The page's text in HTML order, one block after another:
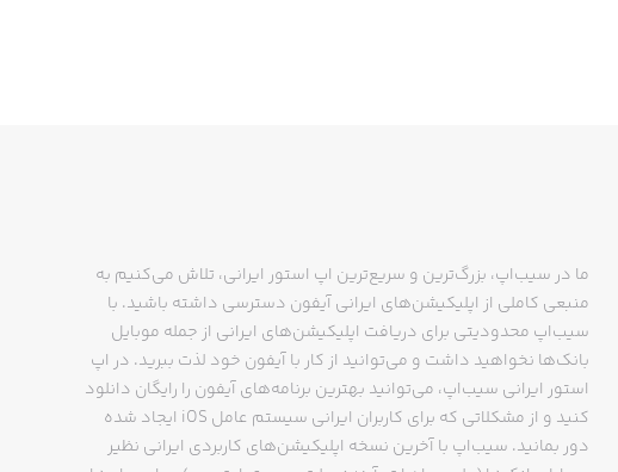
ما در سیب‌اپ، بزرگ‌ترین و سریع‌ترین اپ استور ایرانی، تلاش می‌کنیم به
منبعی کاملی از اپلیکیشن‌های ایرانی آیفون دسترسی داشته باشید. با
سیب‌اپ محدودیتی برای دریافت اپلیکیشن‌های ایرانی از جمله موبایل
بانک‌ها نخواهید داشت و می‌توانید از کار با آیفون خود لذت ببرید. در اپ
استور ایرانی سیب‌اپ، می‌توانید بهترین برنامه‌های آیفون را رایگان دانلود
کنید و از مشکلاتی که برای کاربران ایرانی سیستم عامل iOS ایجاد شده
دور بمانید. سیب‌اپ با آخرین نسخه اپلیکیشن‌های کاربردی ایرانی نظیر